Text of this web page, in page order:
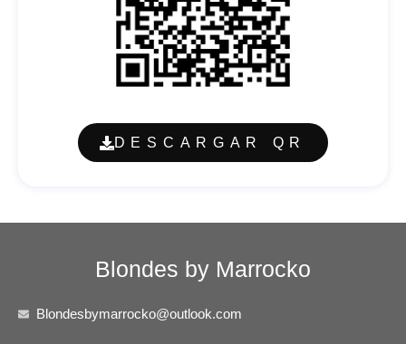
DESCARGAR QR
Blondes by Marrocko
Blondesbymarrocko@outlook.com